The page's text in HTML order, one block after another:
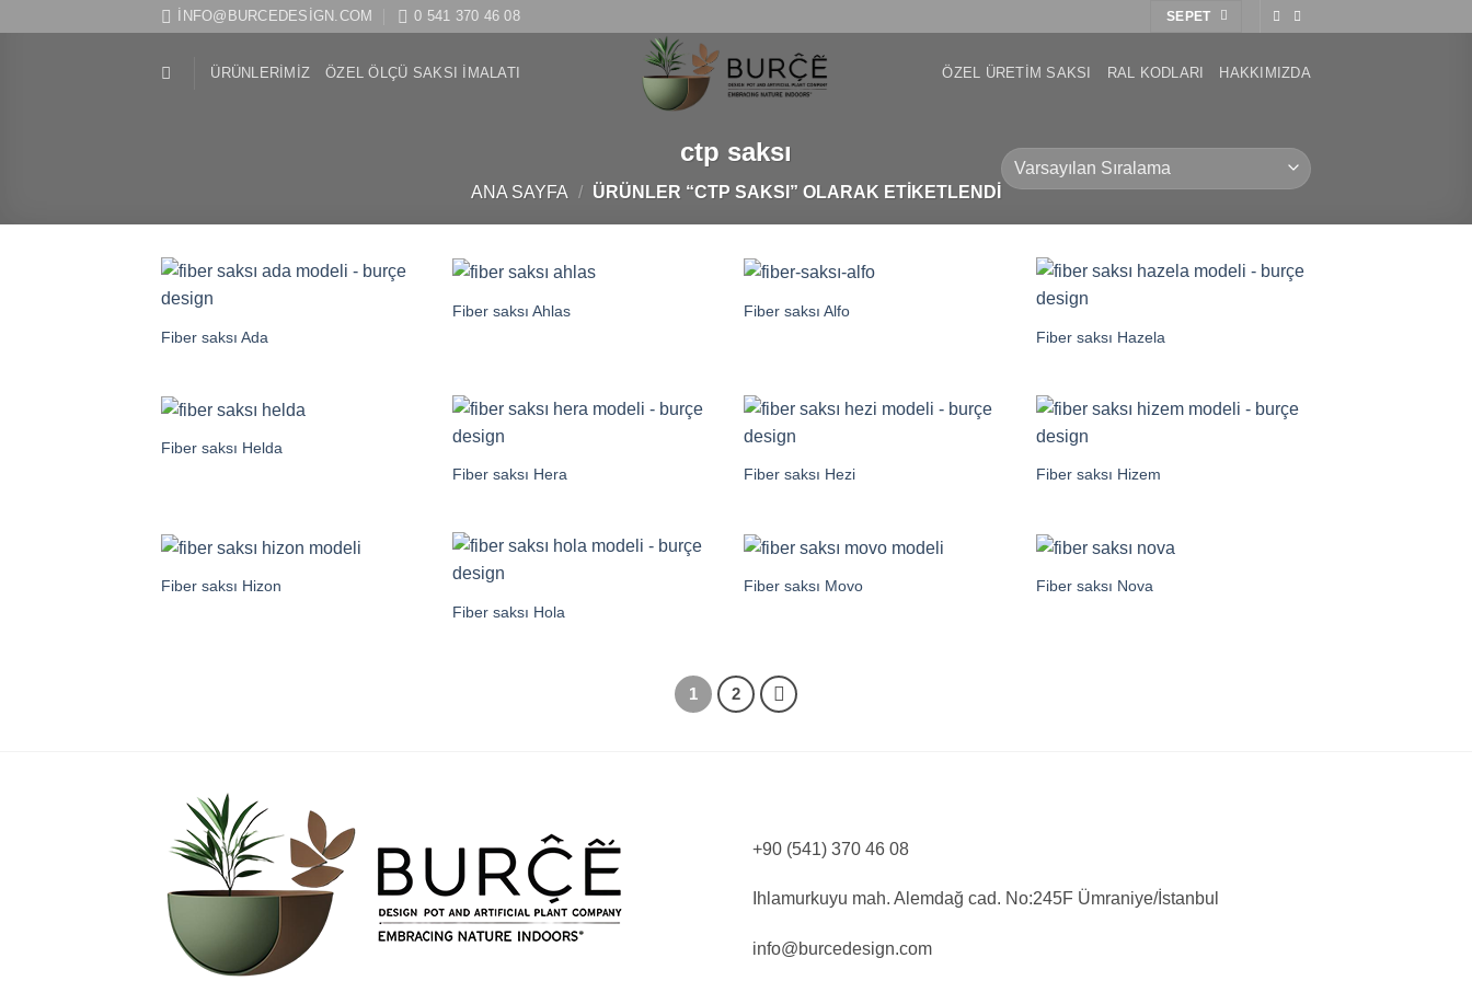
INFO@BURCEDESIGN.COM 0 541 370 46 08 SEPET
ÜRÜNLERIMIZ ÖZEL ÖLÇÜ SAKSI IMALATI ÖZEL ÜRETIM SAKSI RAL KODLARI HAKKIMIZDA
ctp saksı
ANA SAYFA / ÜRÜNLER “CTP SAKSI” OLARAK ETIKETLENDI
Fiber saksı Ada
Fiber saksı Ahlas
Fiber saksı Alfo
Fiber saksı Hazela
Fiber saksı Helda
Fiber saksı Hera
Fiber saksı Hezi Fiber saksı Hizem
Fiber saksı Hizon
Fiber saksı Hola
Fiber saksı Movo Fiber saksı Nova
1 2
+90 (541) 370 46 08
Ihlamurkuyu mah. Alemdağ cad. No:245F Ümraniye/İstanbul
info@burcedesign.com